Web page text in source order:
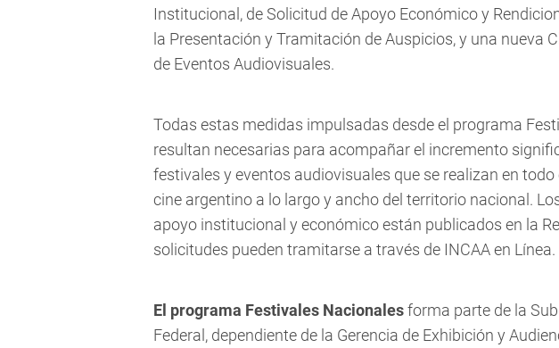
Institucional, de Solicitud de Apoyo Económico y
la Presentación y Tramitación de Auspicios, y una nueva
de Eventos Audiovisuales.
Todas estas medidas impulsadas desde el programa
resultan necesarias para acompañar el incremento
festivales y eventos audiovisuales que se realizan en todo
cine argentino a lo largo y ancho del territorio nacional.
apoyo institucional y económico están publicados en la
solicitudes pueden tramitarse a través de INCAA en Línea.
El programa Festivales Nacionalesforma parte de la
Federal, dependiente de la Gerencia de Exhibición y